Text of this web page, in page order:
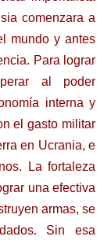
comenzara a
mundo y antes
Para lograr
al poder
interna y
el gasto militar
en Ucrania, e
La fortaleza
una efectiva
armas, se
Sin esa